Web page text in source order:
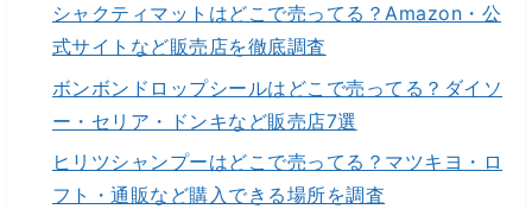
シャクティマットはどこで売ってる？Amazon・公
式サイトなど販売店を徹底調査
ボンボンドロップシールはどこで売ってる？ダイソ
ー・セリア・ドンキなど販売店7選
ヒリツシャンプーはどこで売ってる？マツキヨ・ロ
フト・通販など購入できる場所を調査